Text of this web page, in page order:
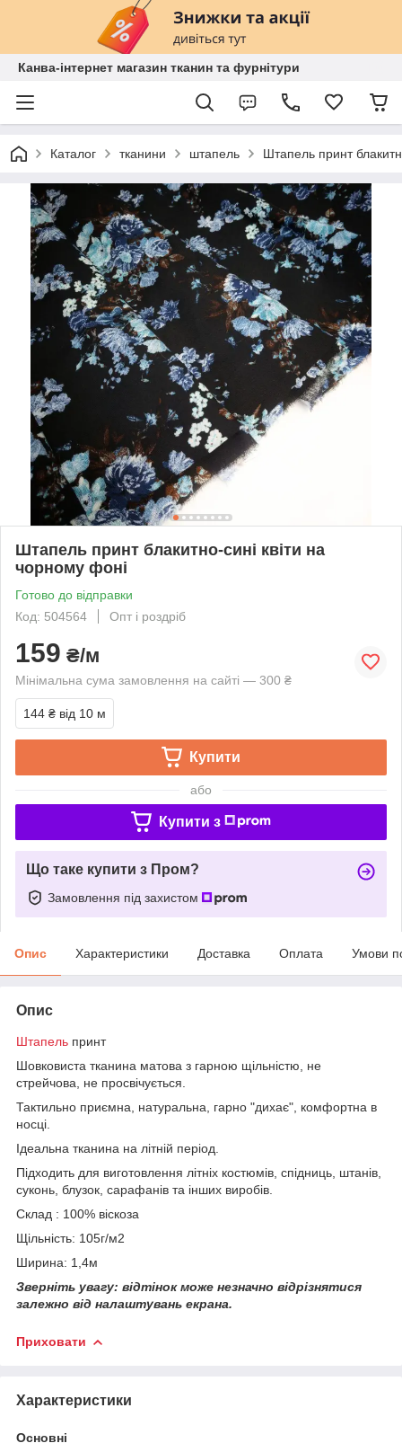
Канва-інтернет магазин тканин та фурнітури
Каталог тканини штапель Штапель принт
Штапель принт блакитно-сині квіти на
чорному фоні
Готово до відправки
Код: 504564
Опт і роздріб
159 ₴/м
Мінімальна сума замовлення на сайті — 300 ₴
144 ₴ від 10 м
Купити
або
Купити з
Що таке купити з Пром?
Замовлення під захистом
Опис Характеристики Доставка Оплата Умови
Опис
Штапель принт
Шовковиста тканина матова з гарною щільністю, не
стрейчова, не просвічується.
Тактильно приємна, натуральна, гарно "дихає", комфортна в
носці.
Ідеальна тканина на літній період.
Підходить для виготовлення літніх костюмів, спідниць, штанів,
суконь, блузок, сарафанів та інших виробів.
Склад : 100% віскоза
Щільність: 105г/м2
Ширина: 1,4м
Зверніть увагу: відтінок може незначно відрізнятися
залежно від налаштувань екрана.
Приховати
Характеристики
Основні